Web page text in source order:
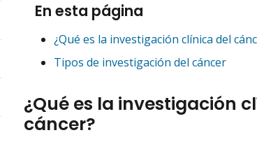
En esta página
¿Qué es la investigación clínica del
Tipos de investigación del cáncer
¿Qué es la investigación
cáncer?